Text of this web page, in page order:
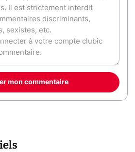
mon commentaire